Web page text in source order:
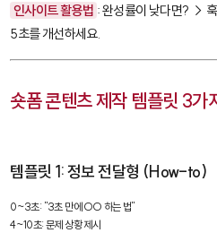
인사이트 활용법 : 완성률이 낮다면? →
5초를 개선하세요.
숏폼 콘텐츠 제작 템플릿 3가
템플릿 1: 정보 전달형 (How-to)
0~3초: "3초 만에 OO 하는 법"
4~10초: 문제 상황 제시